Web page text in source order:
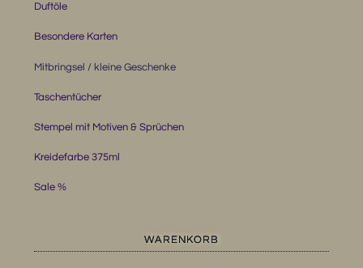
Duftöle
Besondere Karten
Mitbringsel / kleine Geschenke
Taschentücher
Stempel mit Motiven & Sprüchen
Kreidefarbe 375ml
Sale %
WARENKORB